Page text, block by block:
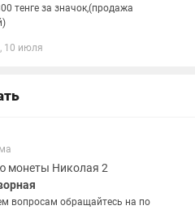
тенге за значок,(продажа
10 июля
монеты Николая 2
вопросам обращайтесь на по